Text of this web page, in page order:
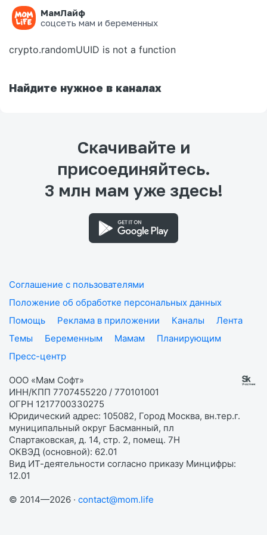
МамЛайф
соцсеть мам и беременных
Ошибка на странице
crypto.randomUUID is not a function
Найдите нужное в каналах
Скачивайте и
присоединяйтесь.
3 млн мам уже здесь!
Соглашение с пользователями
Положение об обработке персональных данных
Помощь
Реклама в приложении Каналы
Лента
Темы
Беременным Мамам
Планирующим
Пресс-центр
ООО «Мам Софт»
ИНН/КПП 7707455220 / 770101001
ОГРН 1217700330275
Юридический адрес: 105082, Город Москва, вн.тер.г.
муниципальный округ Басманный, пл
Спартаковская, д. 14, стр. 2, помещ. 7Н
ОКВЭД (основной): 62.01
Вид ИТ-деятельности согласно приказу Минцифры:
12.01
© 2014—2026 · contact@mom.life